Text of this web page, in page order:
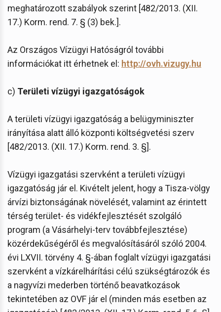
meghatározott szabályok szerint [482/2013. (XII.
17.) Korm. rend. 7. § (3) bek.].
Az Országos Vízügyi Hatóságról további
információkat itt érhetnek el: http://ovh.vizugy.hu
c) Területi vízügyi igazgatóságok
A területi vízügyi igazgatóság a belügyminiszter
irányítása alatt álló központi költségvetési szerv
[482/2013. (XII. 17.) Korm. rend. 3. §].
Vízügyi igazgatási szervként a területi vízügyi
igazgatóság jár el. Kivételt jelent, hogy a Tisza-völgy
árvízi biztonságának növelését, valamint az érintett
térség terület- és vidékfejlesztését szolgáló
program (a Vásárhelyi-terv továbbfejlesztése)
közérdekűségéről és megvalósításáról szóló 2004.
évi LXVII. törvény 4. §-ában foglalt vízügyi igazgatási
szervként a vízkárelhárítási célú szükségtározók és
a nagyvízi mederben történő beavatkozások
tekintetében az OVF jár el (minden más esetben az